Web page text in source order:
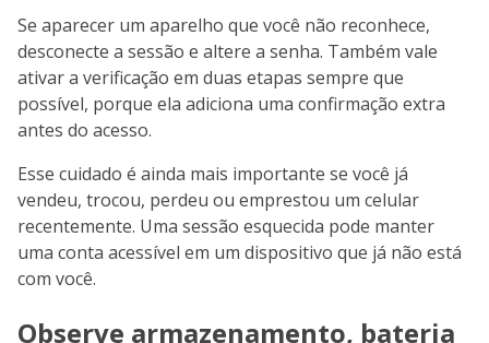
Se aparecer um aparelho que você não reconhece,
desconecte a sessão e altere a senha. Também vale
ativar a verificação em duas etapas sempre que
possível, porque ela adiciona uma confirmação extra
antes do acesso.
Esse cuidado é ainda mais importante se você já
vendeu, trocou, perdeu ou emprestou um celular
recentemente. Uma sessão esquecida pode manter
uma conta acessível em um dispositivo que já não está
com você.
Observe armazenamento, bateria